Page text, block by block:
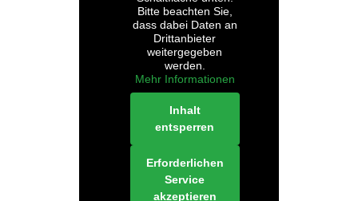
Bitte beachten Sie,
dass dabei Daten an
Drittanbieter
weitergegeben
werden.
Mehr Informationen
Inhalt
entsperren
Erforderlichen
Service
akzeptieren